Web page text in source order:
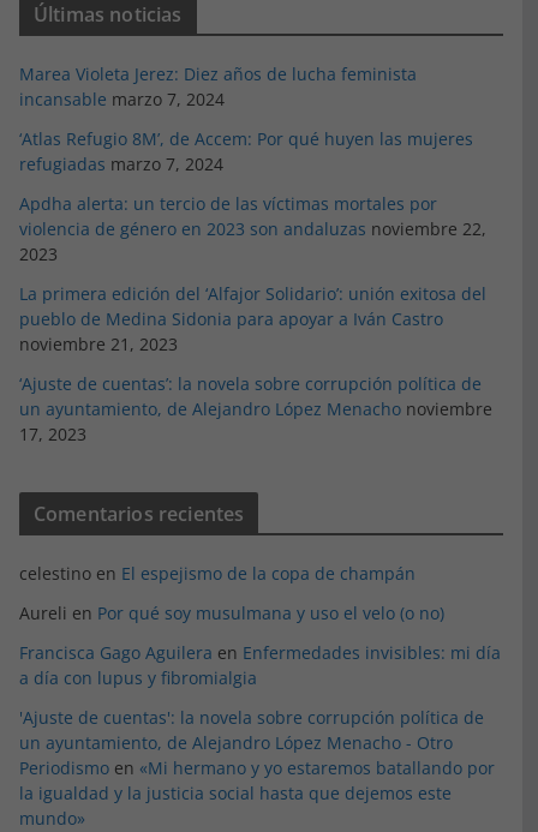
Últimas noticias
Marea Violeta Jerez: Diez años de lucha feminista
incansable marzo 7, 2024
‘Atlas Refugio 8M’, de Accem: Por qué huyen las mujeres
refugiadas marzo 7, 2024
Apdha alerta: un tercio de las víctimas mortales por
violencia de género en 2023 son andaluzas noviembre 22,
2023
La primera edición del ‘Alfajor Solidario’: unión exitosa del
pueblo de Medina Sidonia para apoyar a Iván Castro
noviembre 21, 2023
‘Ajuste de cuentas’: la novela sobre corrupción política de
un ayuntamiento, de Alejandro López Menacho noviembre
17, 2023
Comentarios recientes
celestino en El espejismo de la copa de champán
Aureli en Por qué soy musulmana y uso el velo (o no)
Francisca Gago Aguilera en Enfermedades invisibles: mi día
a día con lupus y fibromialgia
'Ajuste de cuentas': la novela sobre corrupción política de
un ayuntamiento, de Alejandro López Menacho - Otro
Periodismo en «Mi hermano y yo estaremos batallando por
la igualdad y la justicia social hasta que dejemos este
mundo»